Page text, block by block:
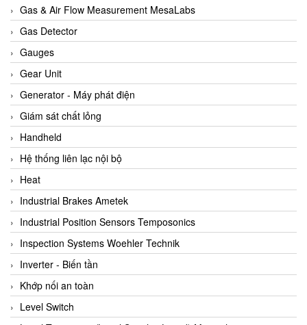
Aquametro
ARCA Regler
Arcos Hydraulik
Ardetem-Sfere-Vietnam
Argal
AS ENERGI
ASCO CO2
Asker
AT2E
ATC Pneumatic
ATEX System
ATI - IA
ATI (Analytical Technology Inc)
Atos
Atrax
Gas & Air Flow Measurement MesaLabs
Gas Detector
Gauges
Gear Unit
Generator - Máy phát điện
Giám sát chất lỏng
Handheld
Hệ thống liên lạc nội bộ
Heat
Industrial Brakes Ametek
Industrial Position Sensors Temposonics
Inspection Systems Woehler Technik
Inverter - Biến tần
Khớp nối an toàn
Level Switch